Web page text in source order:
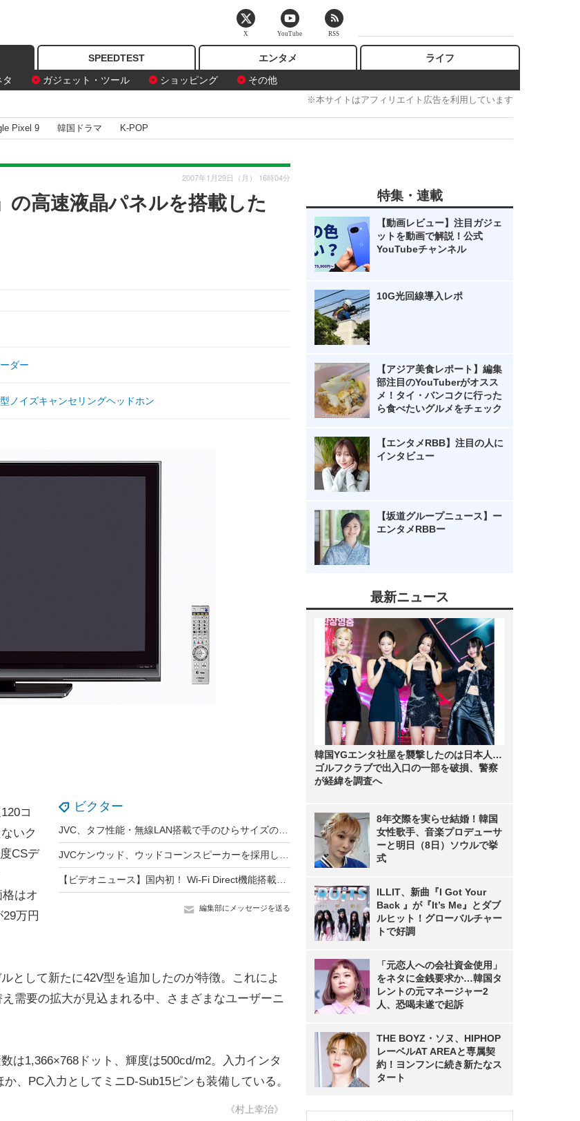
タ ガジェット・ツール ショッピング その他
SPEEDTEST エンタメ ライフ
※本サイトはアフィリエイト広告を利用しています
Pixel 9 韓国ドラマ K-POP
の高速液晶パネルを搭載した
2007年1月29日（月） 16時04分
ダー
ノイズキャンセリングヘッドホン
ビクター
編集部にメッセージを送る
コ
いク
CSデ
はオ
万円
として新たに42V型を追加したのが特徴。これによ
需要の拡大が見込まれる中、さまざまなユーザーニ
1,366×768ドット、輝度は500cd/m2。入力インタ
、PC入力としてミニD-Sub15ピンも装備している。
《村上幸治》
特集・連載
【動画レビュー】注目ガジェ
ットを動画で解説！公式
YouTubeチャンネル
10G光回線導入レポ
【アジア美食レポート】編集
部注目のYouTuberがオスス
メ！タイ・バンコクに行った
ら食べたいグルメをチェック
【エンタメRBB】注目の人に
インタビュー
【坂道グループニュース】ー
エンタメRBBー
最新ニュース
韓国YGエンタ社屋を襲撃したのは日本人…
ゴルフクラブで出入口の一部を破損、警察
が経緯を調査へ
8年交際を実らせ結婚！韓国
女性歌手、音楽プロデューサ
ーと明日（8日）ソウルで挙
式
ILLIT、新曲『I Got Your
Back 』が『It’s Me』とダブ
ルヒット！グローバルチャー
トで好調
「元恋人への会社資金使用」
をネタに金銭要求か…韓国タ
レントの元マネージャー2
人、恐喝未遂で起訴
THE BOYZ・ソヌ、HIPHOP
レーベルAT AREAと専属契
約！ヨンフンに続き新たなス
タート
X YouTube RSS